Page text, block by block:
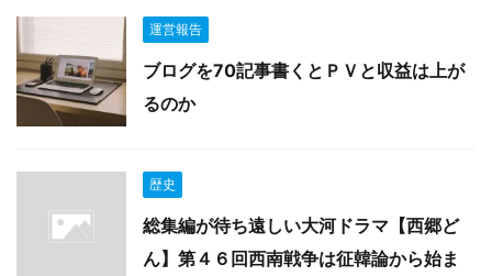
運営報告
ブログを70記事書くとＰＶと収益は上が
るのか
歴史
総集編が待ち遠しい大河ドラマ【西郷ど
ん】第４６回西南戦争は征韓論から始ま